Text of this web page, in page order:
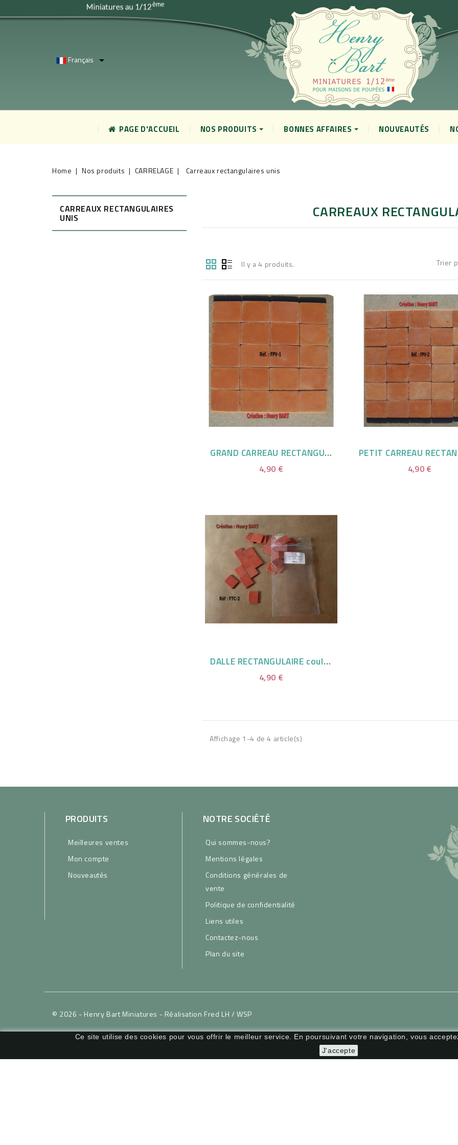
Français 
PAGE D'ACCUEIL NOS PRODUITS BONNES AFFAIRES NOUVEAUTÉS
Home Nos produits CARRELAGE Carreaux rectangulaires unis
CARREAUX RECTANGULAIRES
UNIS CARREAUX
Il y a 4 produits. Trier
GRAND CARREAU RECTANGULAIRE couleur...
4,90 € 4,90 €
DALLE RECTANGULAIRE couleur TERRE CUITE
4,90 €
Affichage 1-4 de 4 article(s)
PRODUITS
Meilleures ventes
Mon compte
Nouveautés
NOTRE SOCIÉTÉ
Qui sommes-nous?
Mentions légales
Conditions générales de
vente
Politique de confidentialité
Liens utiles
Contactez-nous
Plan du site
Ce site utilise des cookies pour vous offrir le meilleur service. En poursuivant votre navigation, vous
J'accepte
© 2026 - Henry Bart Miniatures - Réalisation Fred LH / WSP